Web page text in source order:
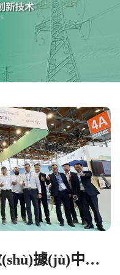
聚焦能源革命、賦能數(shù)據(jù)中心，PCIM Europe 2026 賽晶科技重磅登場(chǎng)、盡顯風(fēng)華